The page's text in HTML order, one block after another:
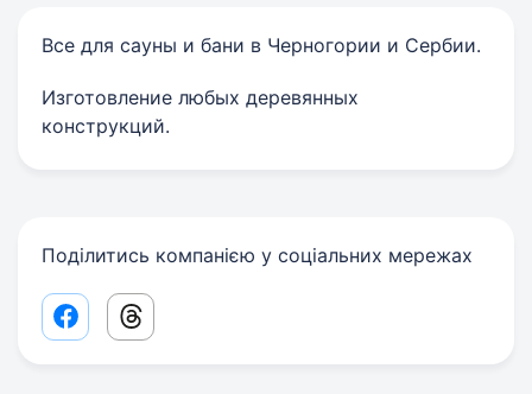
Все для сауны и бани в Черногории и Сербии.
Изготовление любых деревянных
конструкций.
Поділитись компанією у соціальних мережах
Facebook share link
Threads share link